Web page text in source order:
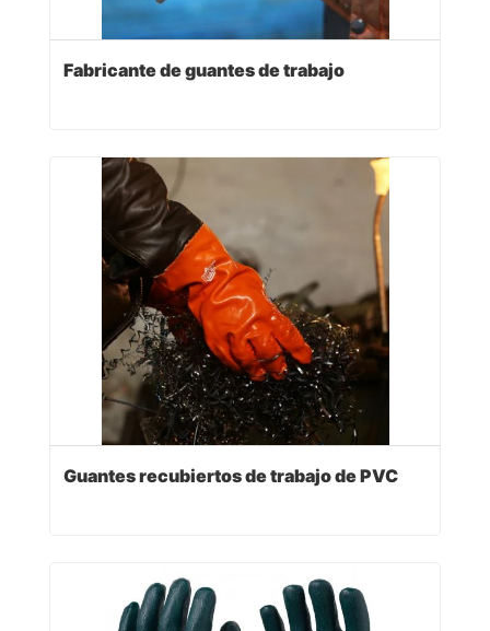
Fabricante de guantes de trabajo
Guantes recubiertos de trabajo de PVC